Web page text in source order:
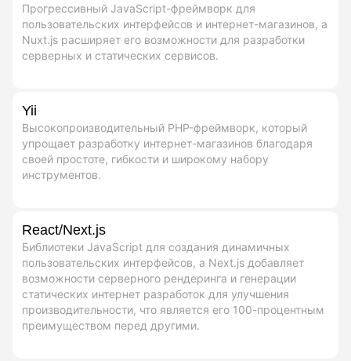
Прогрессивный JavaScript-фреймворк для
пользовательских интерфейсов и интернет-магазинов, а
Nuxt.js расширяет его возможности для разработки
серверных и статических сервисов.
Yii
Высокопроизводительный PHP-фреймворк, который
упрощает разработку интернет-магазинов благодаря
своей простоте, гибкости и широкому набору
инструментов.
React/Next.js
Библиотеки JavaScript для создания динамичных
пользовательских интерфейсов, а Next.js добавляет
возможности серверного рендеринга и генерации
статических интернет разработок для улучшения
производительности, что является его 100-процентным
преимуществом перед другими.